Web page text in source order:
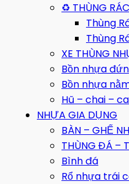
♻️ THÙNG
Thùng
Thùng
XE THÙNG
Bồn nhựa
Bồn nhựa
Hũ – chai –
NHỰA GIA DỤNG
BÀN – GHẾ
THÙNG ĐÁ –
Bình đá
Rổ nhựa trái